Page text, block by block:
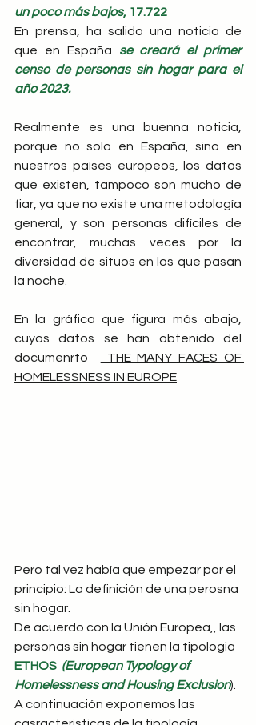
un poco más bajos, 17.722
En prensa, ha salido una noticia de
que en España se creará el primer
censo de personas sin hogar para el
año 2023.
Realmente es una buenna noticia,
porque no solo en España, sino en
nuestros países europeos, los datos
que existen, tampoco son mucho de
fiar, ya que no existe una metodología
general, y son personas difíciles de
encontrar, muchas veces por la
diversidad de situos en los que pasan
la noche.
En la gráfica que figura más abajo,
cuyos datos se han obtenido del
documenrto
THE MANY FACES OF
HOMELESSNESS IN EUROPE
Pero tal vez había que empezar por el
principio: La definición de una perosna
sin hogar.
De acuerdo con la Unión Europea,, las
personas sin hogar tienen la tipologia
ETHOS (European Typology of
Homelessness and Housing Exclusion).
A continuación exponemos las